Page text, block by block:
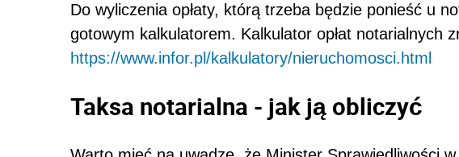
Do wyliczenia opłaty, którą trzeba będzie ponieść u
gotowym kalkulatorem. Kalkulator opłat notarialnych
https://www.infor.pl/kalkulatory/nieruchomosci.html
Taksa notarialna - jak ją obliczyć